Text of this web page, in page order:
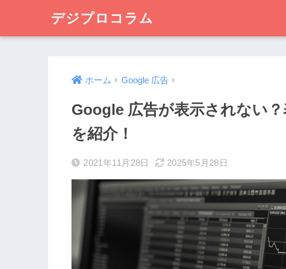
デジプロコラム
ホーム Google 広告
Google 広告が表示されない
を紹介！
2021年11月28日 2025年5月28日